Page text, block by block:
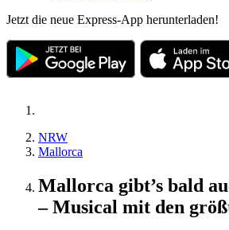
Jetzt die neue Express-App herunterladen!
NRW
Mallorca
Mallorca gibt’s bald
– Musical mit den